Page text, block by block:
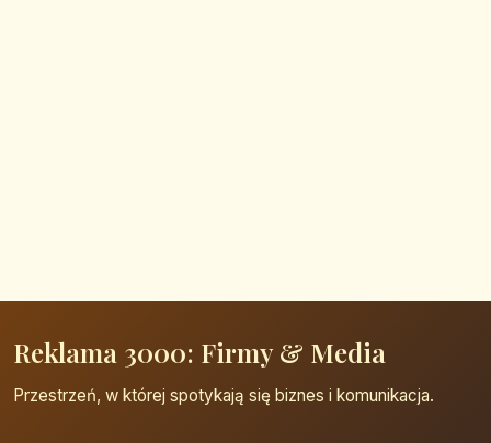
Reklama 3000: Firmy & Media
Przestrzeń, w której spotykają się biznes i komunikacja.